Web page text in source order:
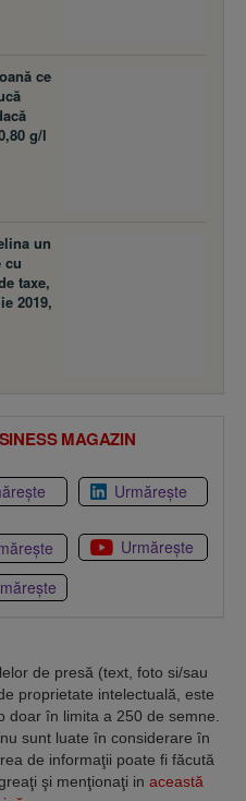
ce
g/l
un
cu
taxe,
2019,
MAGAZIN
Urmărește
Urmărește
de presă (text, foto si/sau
proprietate intelectuală, este
doar în limita a 250 de semne.
sunt luate în considerare în
de informaţii poate fi făcută
şi menţionaţi in această